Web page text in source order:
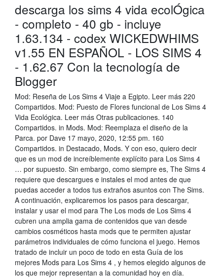
descarga los sims 4 vida ecolÓgica
- completo - 40 gb - incluye
1.63.134 - codex WICKEDWHIMS
v1.55 EN ESPAÑOL - LOS SIMS 4
- 1.62.67 Con la tecnología de
Blogger
Mod: Reseña de Los Sims 4 Viaje a Egipto. Leer más 220
Compartidos. Mod: Puesto de Flores funcional de Los Sims 4
Vida Ecológica. Leer más Otras publicaciones. 140
Compartidos. in Mods. Mod: Reemplaza el diseño de la
Parca. por Dave 17 mayo, 2020, 12:55 pm. 160
Compartidos. in Destacado, Mods. Y con eso, quiero decir
que es un mod de increíblemente explícito para Los Sims 4
… por supuesto. Sin embargo, como siempre es, The Sims 4
requiere que descargues e instales el mod antes de que
puedas acceder a todos tus extraños asuntos con The Sims.
A continuación, explicaremos los pasos para descargar,
instalar y usar el mod para The Los mods de Los Sims 4
cubren una amplia gama de contenidos que van desde
cambios cosméticos hasta mods que te permiten ajustar
parámetros individuales de cómo funciona el juego. Hemos
tratado de incluir un poco de todo en esta Guía de los
mejores Mods para Los Sims 4 , y hemos elegido algunos de
los que mejor representan a la comunidad hoy en día.